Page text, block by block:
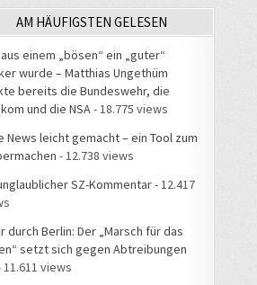
AM HÄUFIGSTEN GELESEN
einem „bösen“ ein „guter“
wurde – Matthias Ungethüm
bereits die Bundeswehr, die
und die NSA - 18.775 views
News leicht gemacht – ein Tool zum
- 12.738 views
SZ-Kommentar- 12.417
durch Berlin: Der „Marsch für das
setzt sich gegen Abtreibungen
11.611 views